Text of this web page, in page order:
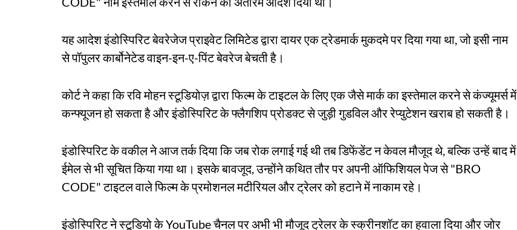
यह आदेश इंडोस्पिरिट बेवरेजेज प्राइवेट लिमिटेड द्वारा दायर एक ट्रेडमार्क मुकदमे पर दिया गया था, जो इसी नाम
से पॉपुलर कार्बोनेटेड वाइन-इन-ए-पिंट बेवरेज बेचती है।
कोर्ट ने कहा कि रवि मोहन स्टूडियोज़ द्वारा फिल्म के टाइटल के लिए एक जैसे मार्क का इस्तेमाल करने से कंज्यूमर्स में
कन्फ्यूजन हो सकता है और इंडोस्पिरिट के फ्लैगशिप प्रोडक्ट से जुड़ी गुडविल और रेप्युटेशन खराब हो सकती है।
इंडोस्पिरिट के वकील ने आज तर्क दिया कि जब रोक लगाई गई थी तब डिफेंडेंट न केवल मौजूद थे, बल्कि उन्हें बाद में
ईमेल से भी सूचित किया गया था। इसके बावजूद, उन्होंने कथित तौर पर अपनी ऑफिशियल पेज से "BRO
CODE" टाइटल वाले फिल्म के प्रमोशनल मटीरियल और ट्रेलर को हटाने में नाकाम रहे।
इंडोस्पिरिट ने स्टूडियो के YouTube चैनल पर अभी भी मौजूद ट्रेलर के स्क्रीनशॉट का हवाला दिया और जोर